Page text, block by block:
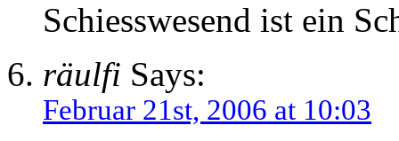
Schiesswesend ist ein
räulfi Says:
Februar 21st, 2006 at 10:03